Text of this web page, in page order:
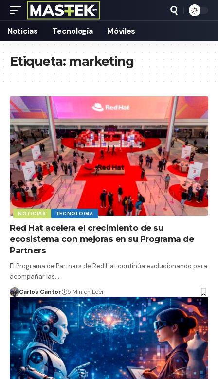
Noticias Tecnología Móviles
Etiqueta:marketing
NOTICIAS TECNOLOGÍA
Red Hat acelera el crecimiento de su
ecosistema con mejoras en su Programa de
Partners
El Programa de Partners de Red Hat continúa evolucionando para
acompañar las…
Carlos Cantor 5 Min en Leer